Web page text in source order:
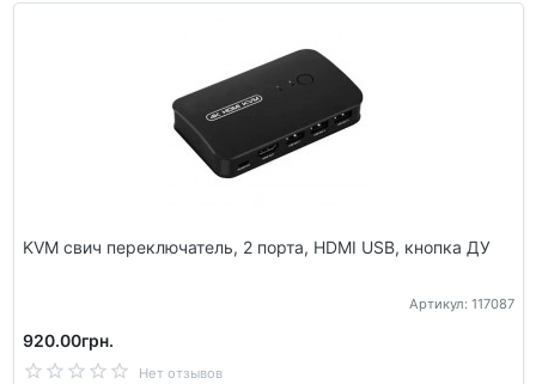
KVM свич переключатель, 2 порта, HDMI USB, кнопка ДУ
Артикул: 117087
920.00грн.
Нет отзывов